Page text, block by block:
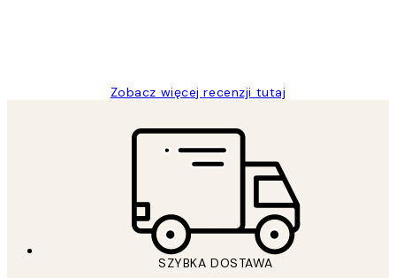
Zobacz więcej recenzji tutaj
SZYBKA DOSTAWA